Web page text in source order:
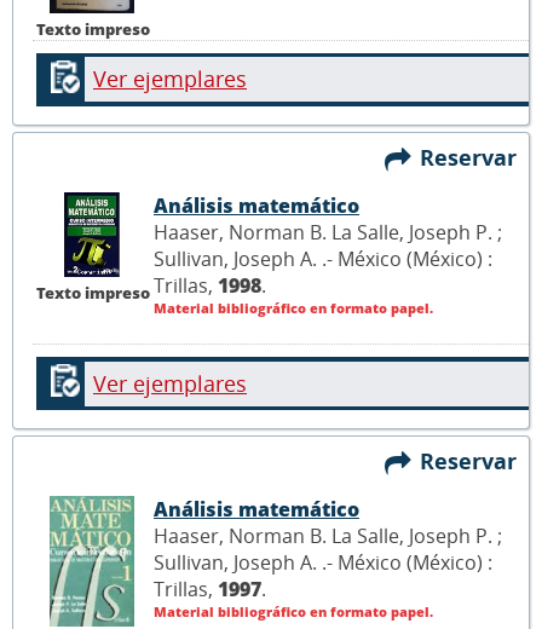
Texto impreso
Ver ejemplares
Reservar
Texto impreso
Análisis matemático
Haaser, Norman B. La Salle, Joseph P. ;
Sullivan, Joseph A. .- México (México) :
Trillas, 1998.
Material bibliográfico en formato papel.
Ver ejemplares
Reservar
Análisis matemático
Haaser, Norman B. La Salle, Joseph P. ;
Sullivan, Joseph A. .- México (México) :
Trillas, 1997.
Material bibliográfico en formato papel.